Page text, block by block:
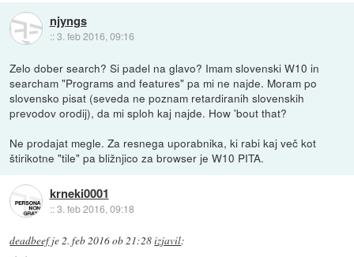
njyngs
::3. feb 2016, 09:16
Zelo dober search? Si padel na glavo? Imam slovenski W10 in
searcham "Programs and features" pa mi ne najde. Moram po
slovensko pisat (seveda ne poznam retardiranih slovenskih
prevodov orodij), da mi sploh kaj najde. How 'bout that?
Ne prodajat megle. Za resnega uporabnika, ki rabi kaj več kot
štirikotne "tile" pa bližnjico za browser je W10 PITA.
krneki0001
::3. feb 2016, 09:18
deadbeefje2. feb 2016 ob 21:28izjavil: